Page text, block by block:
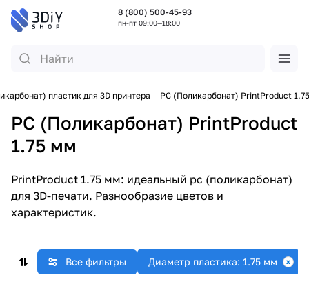
8 (800) 500-45-93
пн-пт 09:00—18:00
пластик для 3D принтера PC (Поликарбонат) PrintProduct
PC (Поликарбонат) PrintProduct
1.75 мм
PrintProduct 1.75 мм: идеальный pc (поликарбонат)
для 3D-печати. Разнообразие цветов и
характеристик.
Все фильтры Диаметр пластика: 1.75 мм